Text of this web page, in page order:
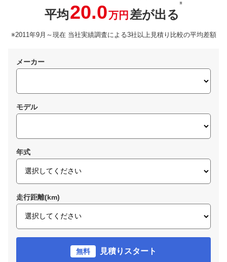
平均20.0万円 差が出る
※
※2011年9月～現在 当社実績調査による3社以上見積り比較の平均差額
メーカー
モデル
年式
走行距離(km)
無料 見積りスタート